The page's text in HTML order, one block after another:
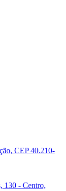
CEP 40.210-
130 - Centro,